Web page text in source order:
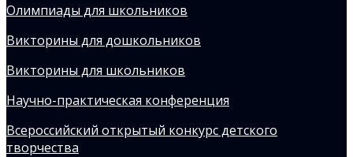
Олимпиады для школьников
Викторины для дошкольников
Викторины для школьников
Научно-практическая конференция
Всероссийский открытый конкурс детского
творчества